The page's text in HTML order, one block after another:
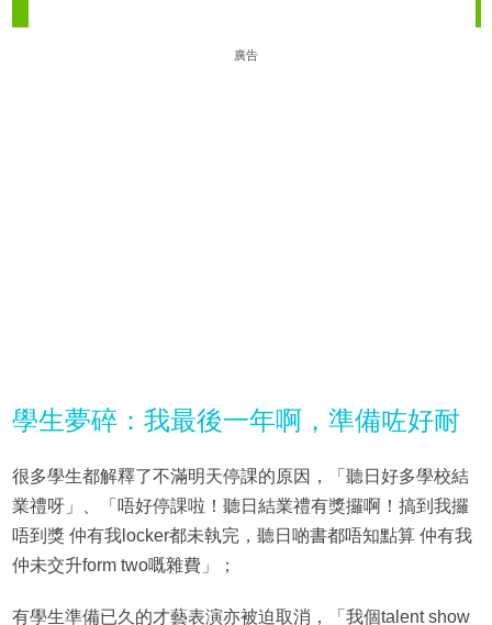
廣告
學生夢碎：我最後一年啊，準備咗好耐
很多學生都解釋了不滿明天停課的原因，「聽日好多學校結
業禮呀」、「唔好停課啦！聽日結業禮有獎攞啊！搞到我攞
唔到獎 仲有我locker都未執完，聽日啲書都唔知點算 仲有我
仲未交升form two嘅雜費」；
有學生準備已久的才藝表演亦被迫取消，「我個talent show